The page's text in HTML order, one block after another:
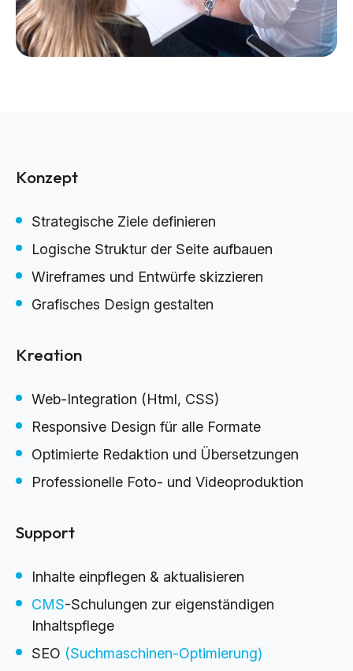
Konzept
Strategische Ziele definieren
Logische Struktur der Seite aufbauen
Wireframes und Entwürfe skizzieren
Grafisches Design gestalten
Kreation
Web-Integration (Html, CSS)
Responsive Design für alle Formate
Optimierte Redaktion und Übersetzungen
Professionelle Foto- und Videoproduktion
Support
Inhalte einpflegen & aktualisieren
CMS-Schulungen zur eigenständigen
Inhaltspflege
SEO (Suchmaschinen-Optimierung)